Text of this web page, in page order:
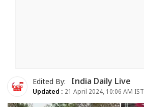
Edited By: India Daily Live
Updated : 21 April 2024, 10:06 AM IST